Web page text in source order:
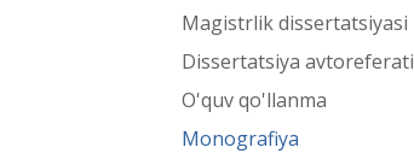
Magistrlik dissertatsiyasi
Dissertatsiya avtoreferati
O'quv qo'llanma
Monografiya